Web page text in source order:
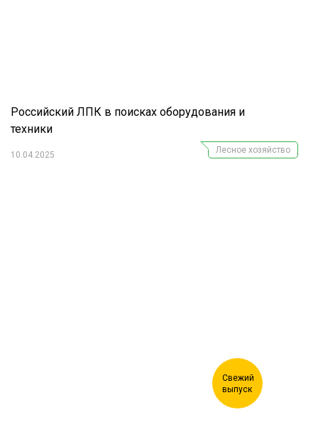
Российский ЛПК в поисках оборудования и
техники
10.04.2025
Лесное хозяйство